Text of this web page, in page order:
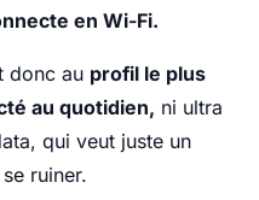
en Wi-Fi.
donc au profil le plus
au quotidien, ni ultra
qui veut juste un
ruiner.